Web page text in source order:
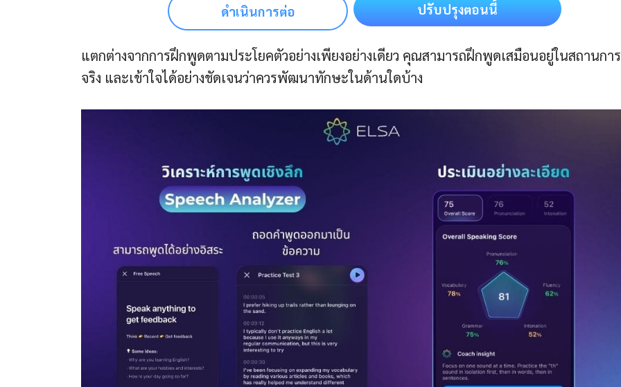
ดำเนินการต่อ ปรับปรุงตอนนี้
แตกต่างจากการฝึกพูดตามประโยคตัวอย่างเพียงอย่างเดียว คุณสามารถฝึกพูดเสมือนอยู่ในสถานกา
จริง และเข้าใจได้อย่างชัดเจนว่าควรพัฒนาทักษะในด้านใดบ้าง